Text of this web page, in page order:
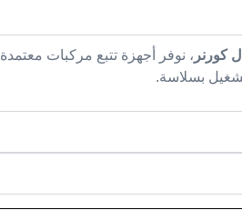
كورنر ، نوفر أجهزة تتبع مركبات معتمدة
بسلاسة.